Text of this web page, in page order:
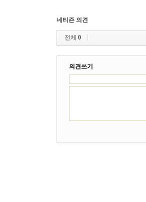
네티즌 의견
전체 0
의견쓰기